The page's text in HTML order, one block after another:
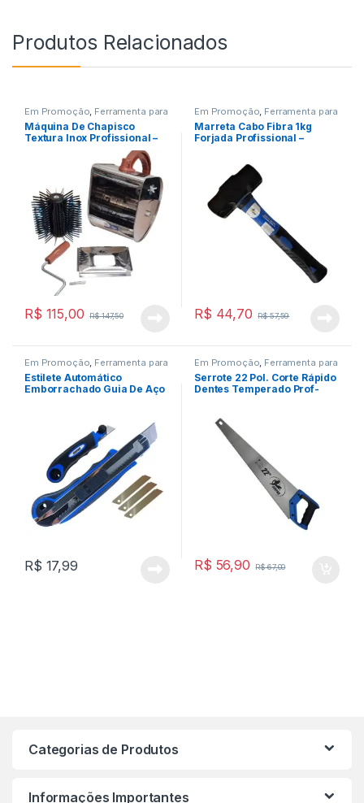
Produtos Relacionados
Em Promoção, Ferramenta para
Construção Civil Ferramenta
para Pintura,Ferramentas
Máquina De Chapisco
Textura Inox Profissional –
R$ 115,00 R$147,50
Em Promoção, Ferramenta para
Construção Civil,Ferramentas
Marreta Cabo Fibra 1kg
Forjada Profissional –
R$ 44,70 R$57,59
Em Promoção, Ferramenta para
Construção Civil,Ferramentas
Estilete Automático
Emborrachado Guia De Aço
R$ 17,99
Em Promoção, Ferramenta para
Construção Civil ,Ferramentas
Serrote 22 Pol. Corte Rápido
Dentes Temperado Prof-
R$ 56,90 R$67,00
Categorias de Produtos
Informações Importantes